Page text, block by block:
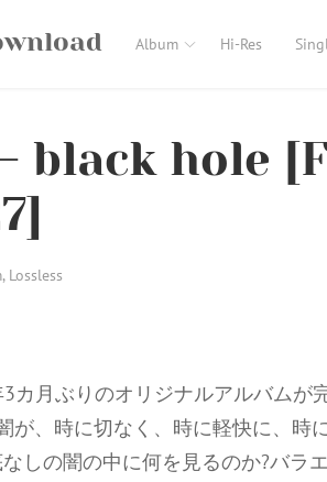
Album Hi-Res
black hole
, Lossless
3カ月ぶりのオリジナルアルバムが
が、時に切なく、時に軽快に、時
なしの闇の中に何を見るのか?バラ